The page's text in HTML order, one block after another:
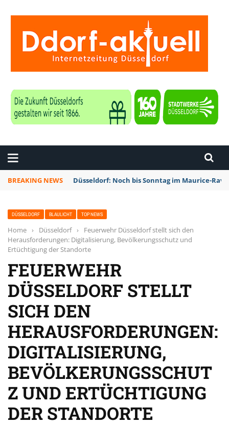
BREAKING NEWS Düsseldorf: Noch bis Sonntag im Maurice-
DÜSSELDORF BLAULICHT TOP NEWS
Home › Düsseldorf ›
Feuerwehr Düsseldorf stellt sich den
Herausforderungen: Digitalisierung, Bevölkerungsschutz und
Ertüchtigung der Standorte
FEUERWEHR
DÜSSELDORF STELLT
SICH DEN
HERAUSFORDERUNGEN:
DIGITALISIERUNG,
BEVÖLKERUNGSSCHUT
Z UND ERTÜCHTIGUNG
DER STANDORTE